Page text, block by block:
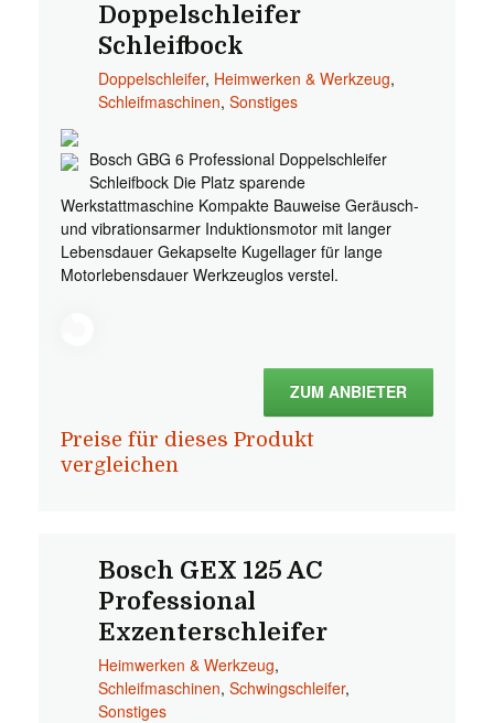
Doppelschleifer
Schleifbock
Doppelschleifer, Heimwerken & Werkzeug,
Schleifmaschinen, Sonstiges
Bosch GBG 6 Professional Doppelschleifer
Schleifbock Die Platz sparende
Werkstattmaschine Kompakte Bauweise Geräusch-
und vibrationsarmer Induktionsmotor mit langer
Lebensdauer Gekapselte Kugellager für lange
Motorlebensdauer Werkzeuglos verstel.
ZUM ANBIETER
Preise für dieses Produkt
vergleichen
Bosch GEX 125 AC
Professional
Exzenterschleifer
Heimwerken & Werkzeug,
Schleifmaschinen, Schwingschleifer,
Sonstiges